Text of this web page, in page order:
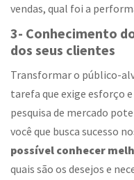
vendas, qual foi a
3- Conhecimento
dos seus clientes
Transformar o público-
tarefa que exige esforço
pesquisa de mercado
você que busca sucesso
possível conhecer
quais são os desejos e